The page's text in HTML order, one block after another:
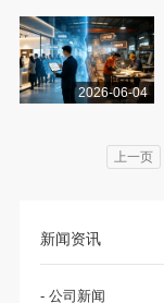
新闻资讯
- 公司新闻
2026-06-04
上一页